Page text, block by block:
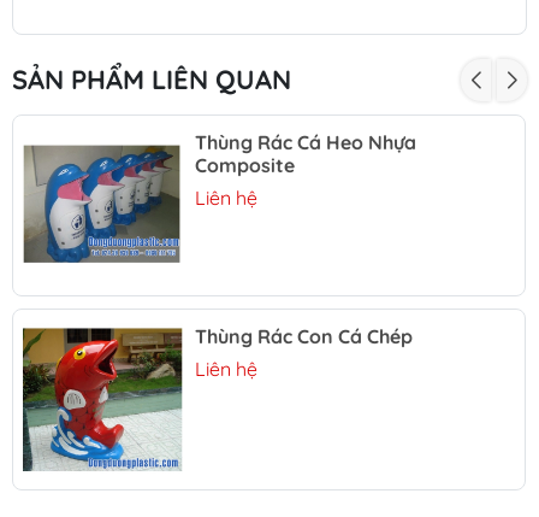
SẢN PHẨM LIÊN QUAN
Thùng Rác Cá Heo Nhựa
Composite
Liên hệ
Thùng Rác Con Cá Chép
Liên hệ